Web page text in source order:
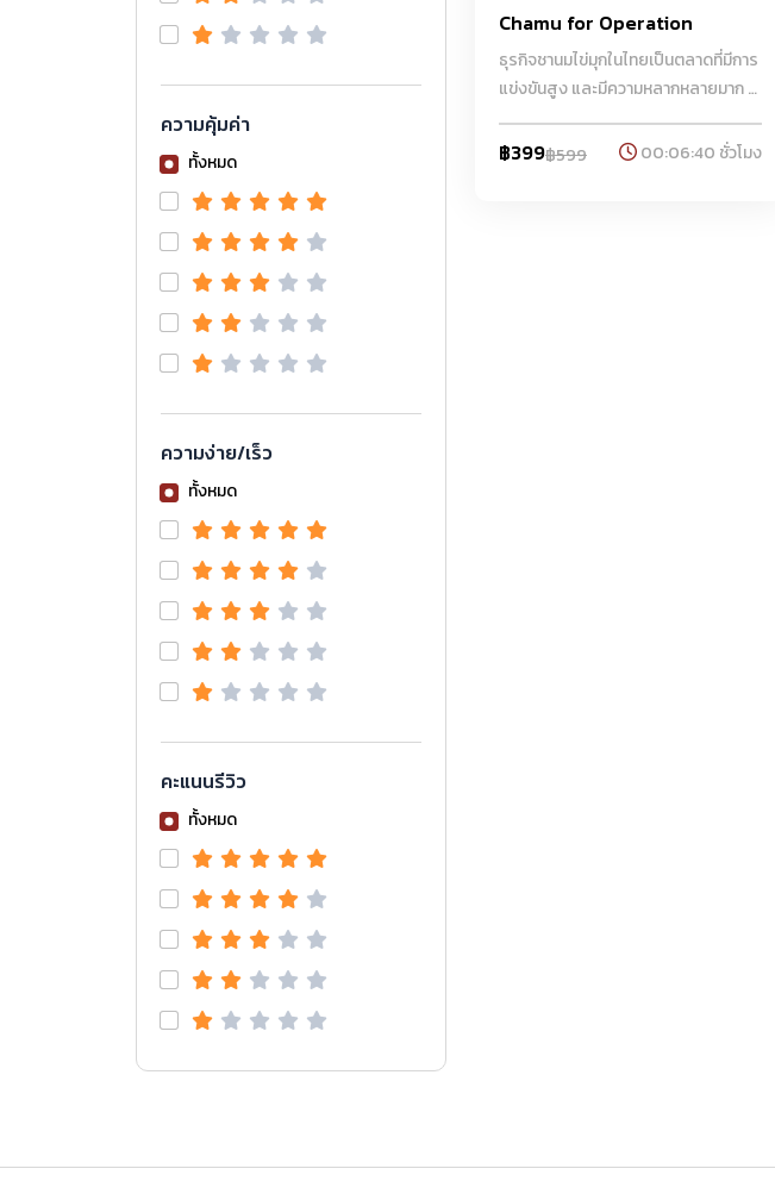
ความคุ้มค่า
ทั้งหมด
ความง่าย/เร็ว
ทั้งหมด
คะแนนรีวิว
ทั้งหมด
Chamu for Operation
ธุรกิจชานมไข่มุกในไทยเป็นตลาดที่มีการ
แข่งขันสูง และมีความหลากหลายมาก มี
ร้านชานมไข่มุกตั้งแต่แบรนด์ท้องถิ่นไป
จนถึงแบรนด์ระดับนานาชาติ ความ
฿399฿599 00:06:40 ชั่วโมง